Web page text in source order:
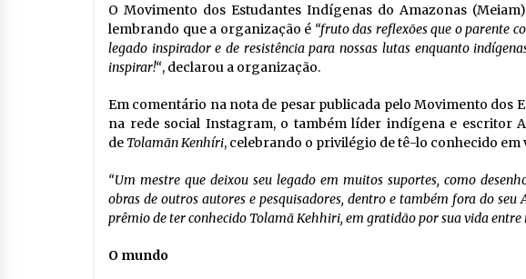
O Movimento dos Estudantes Indígenas do Amazonas
lembrando que a organização é “fruto das reflexões que o parente
legado inspirador e de resistência para nossas lutas enquanto
inspirar!“, declarou a organização.
Em comentário na nota de pesar publicada pelo Movimento dos
na rede social Instagram, o também líder indígena e escritor
de Tolamãn Kenhíri, celebrando o privilégio de tê-lo conhecido em
“Um mestre que deixou seu legado em muitos suportes, como
obras de outros autores e pesquisadores, dentro e também fora do
prêmio de ter conhecido Tolamã Kehhiri, em gratidão por sua vida entre
O mundo